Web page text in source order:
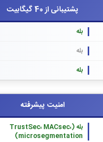
پشتیبانی از 40 گیگابیت
بله
بله
بله
امنیت پیشرفته
بله (TrustSec، MACsec،
microsegmentation)